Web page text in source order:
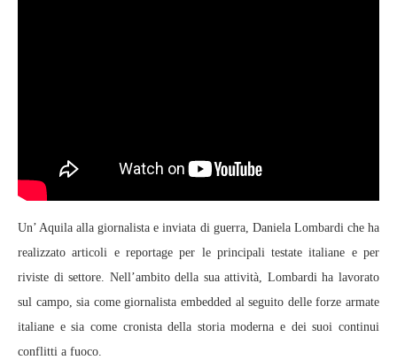
Un’ Aquila alla giornalista e inviata di guerra, Daniela Lombardi che ha
realizzato articoli e reportage per le principali testate italiane e per
riviste di settore. Nell’ambito della sua attività, Lombardi ha lavorato
sul campo, sia come giornalista embedded al seguito delle forze armate
italiane e sia come cronista della storia moderna e dei suoi continui
conflitti a fuoco.